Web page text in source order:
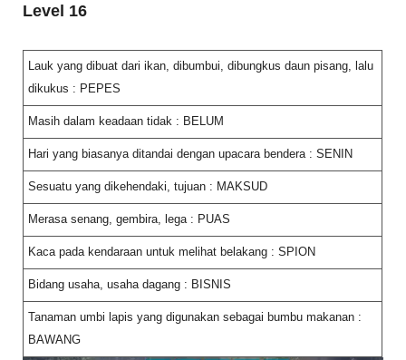
Level 16
Lauk yang dibuat dari ikan, dibumbui, dibungkus daun pisang, lalu
dikukus : PEPES
Masih dalam keadaan tidak : BELUM
Hari yang biasanya ditandai dengan upacara bendera : SENIN
Sesuatu yang dikehendaki, tujuan : MAKSUD
Merasa senang, gembira, lega : PUAS
Kaca pada kendaraan untuk melihat belakang : SPION
Bidang usaha, usaha dagang : BISNIS
Tanaman umbi lapis yang digunakan sebagai bumbu makanan :
BAWANG